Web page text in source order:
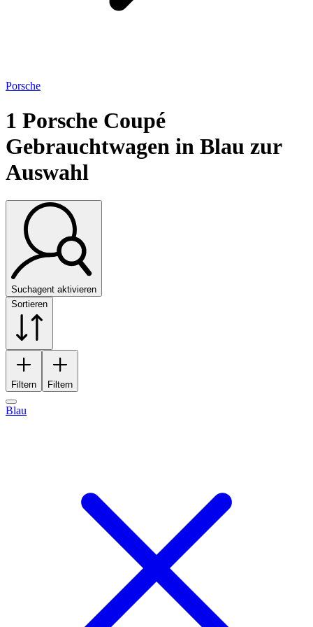
Porsche
1 Porsche Coupé
Gebrauchtwagen in Blau zur
Auswahl
Suchagent aktivieren
Sortieren
Filtern Filtern
Blau